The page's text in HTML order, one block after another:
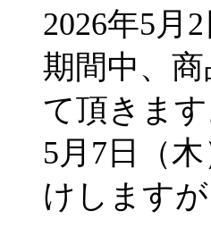
2026年5月
期間中、
て頂きます
5月7日（
けします